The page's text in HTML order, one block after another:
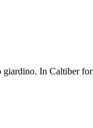
In Caltiber